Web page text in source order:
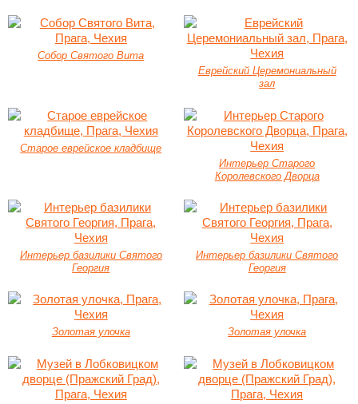
Собор Святого Вита
Еврейский Церемониальный
зал
Старое еврейское кладбище
Интерьер Старого
Королевского Дворца
Интерьер базилики Святого
Георгия
Интерьер базилики Святого
Георгия
Золотая улочка Золотая улочка